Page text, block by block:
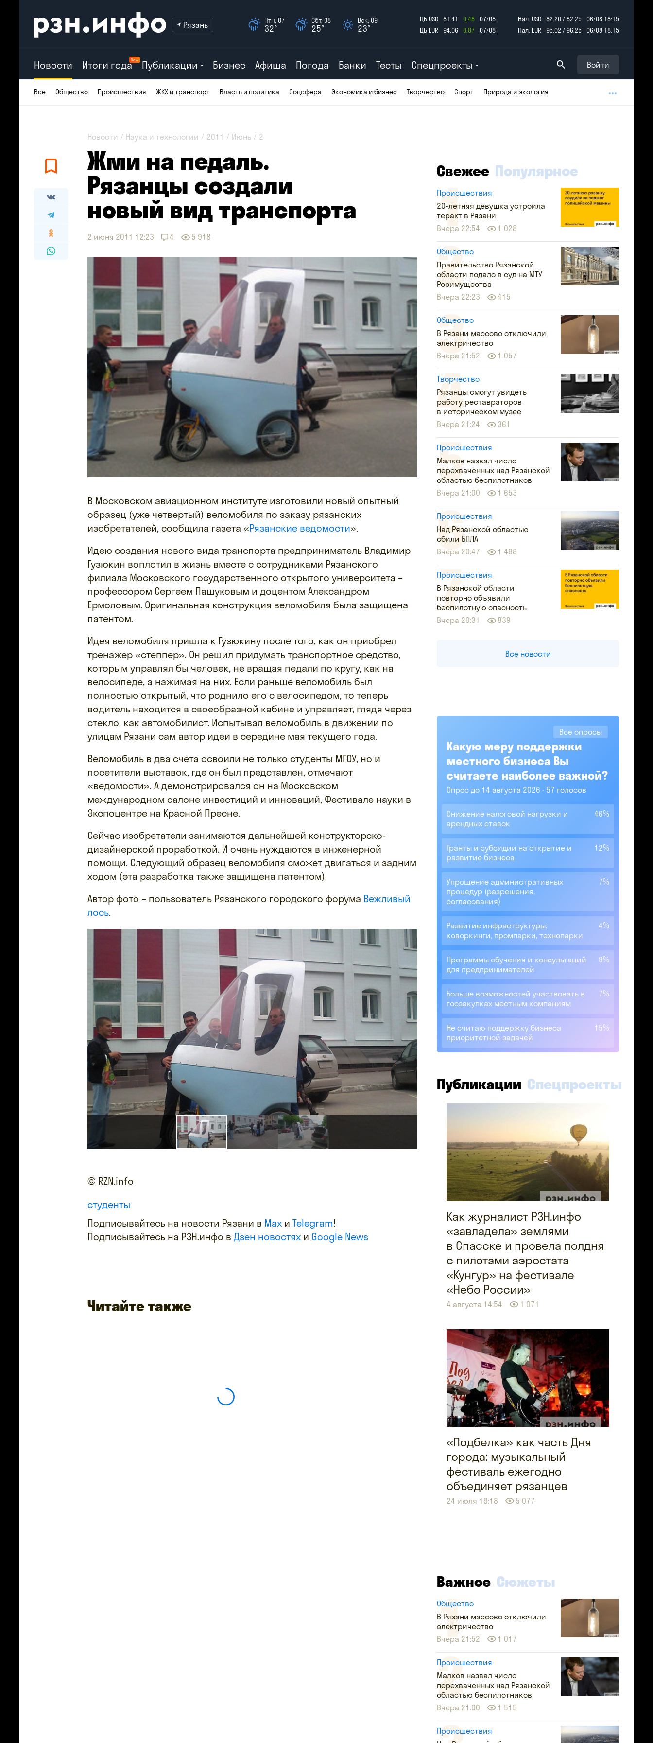
Рязань Птн, 07
32°
Сбт, 08
25°
Вск, 09
23°
ЦБ USD 81.41 0.48
07/08
ЦБ EUR
94.06 0.87 07/08
Нал. USD 82.20 / 82.25
06/08 18:15
Нал. EUR
95.02 / 96.25 06/08 18:15
Новости Итоги годаNew Публикации Бизнес Афиша Погода Банки Тесты Спецпроекты Войти
Все Общество Происшествия ЖКХ и транспорт Власть и политика Соцсфера Экономика и бизнес Творчество Спорт Природа и экология
Новости Наука и технологии 2011 Июнь 2
Жми на педаль.
Рязанцы создали
новый вид транспорта
2 июня 2011 12:23 4 5 918
В Московском авиационном институте изготовили новый опытный
образец (уже четвертый) веломобиля по заказу рязанских
изобретателей, сообщила газета «Рязанские ведомости».
Идею создания нового вида транспорта предприниматель Владимир
Гузюкин воплотил в жизнь вместе с сотрудниками Рязанского
филиала Московского государственного открытого университета –
профессором Сергеем Пашуковым и доцентом Александром
Ермоловым. Оригинальная конструкция веломобиля была защищена
патентом.
Идея веломобиля пришла к Гузюкину после того, как он приобрел
тренажер «степпер». Он решил придумать транспортное средство,
которым управлял бы человек, не вращая педали по кругу, как на
велосипеде, а нажимая на них. Если раньше веломобиль был
полностью открытый, что роднило его с велосипедом, то теперь
водитель находится в своеобразной кабине и управляет, глядя через
стекло, как автомобилист. Испытывал веломобиль в движении по
улицам Рязани сам автор идеи в середине мая текущего года.
Веломобиль в два счета освоили не только студенты МГОУ, но и
посетители выставок, где он был представлен, отмечают
«ведомости». А демонстрировался он на Московском
международном салоне инвестиций и инноваций, Фестивале науки в
Экспоцентре на Красной Пресне.
Сейчас изобретатели занимаются дальнейшей конструкторско-
дизайнерской проработкой. И очень нуждаются в инженерной
помощи. Следующий образец веломобиля сможет двигаться и задним
ходом (эта разработка также защищена патентом).
Автор фото – пользователь Рязанского городского форума Вежливый
лось.
© RZN.info
студенты
Подписывайтесь на новости Рязани в Max и Telegram!
Подписывайтесь на РЗН.инфо в Дзен новостях и Google News
Читайте также
Свежее Популярное
Происшествия
20-летняя девушка устроила
теракт в Рязани
Вчера 22:54
1 028
Общество
Правительство Рязанской
области подало в суд на МТУ
Росимущества
Вчера 22:23
415
Общество
В Рязани массово отключили
электричество
Вчера 21:52
1 057
Творчество
Рязанцы смогут увидеть
работу реставраторов
в историческом музее
Вчера 21:24
361
Происшествия
Малков назвал число
перехваченных над Рязанской
областью беспилотников
Вчера 21:00
1 653
Происшествия
Над Рязанской областью
сбили БПЛА
Вчера 20:47
1 468
Происшествия
В Рязанской области
повторно объявили
беспилотную опасность
Вчера 20:31
839
Все новости
Все опросы
Какую меру поддержки
местного бизнеса Вы
считаете наиболее важной?
Опрос до 14 августа 2026 57 голосов
Снижение налоговой нагрузки и
арендных ставок
46%
Гранты и субсидии на открытие и
развитие бизнеса
12%
Упрощение административных
процедур (разрешения,
согласования)
7%
Развитие инфраструктуры:
коворкинги, промпарки, технопарки
4%
Программы обучения и консультаций
для предпринимателей
9%
Больше возможностей участвовать в
госзакупках местным компаниям
7%
Не считаю поддержку бизнеса
приоритетной задачей
15%
Публикации Спецпроекты
Как журналист РЗН.инфо
«завладела» землями
в Спасске и провела полдня
с пилотами аэростата
«Кунгур» на фестивале
«Небо России»
4 августа 14:54 1 071
«Подбелка» как часть Дня
города: музыкальный
фестиваль ежегодно
объединяет рязанцев
24 июля 19:18 5 077
Важное Сюжеты
Общество
В Рязани массово отключили
электричество
Вчера 21:52
1 017
Происшествия
Малков назвал число
перехваченных над Рязанской
областью беспилотников
Вчера 21:00
1 515
Происшествия